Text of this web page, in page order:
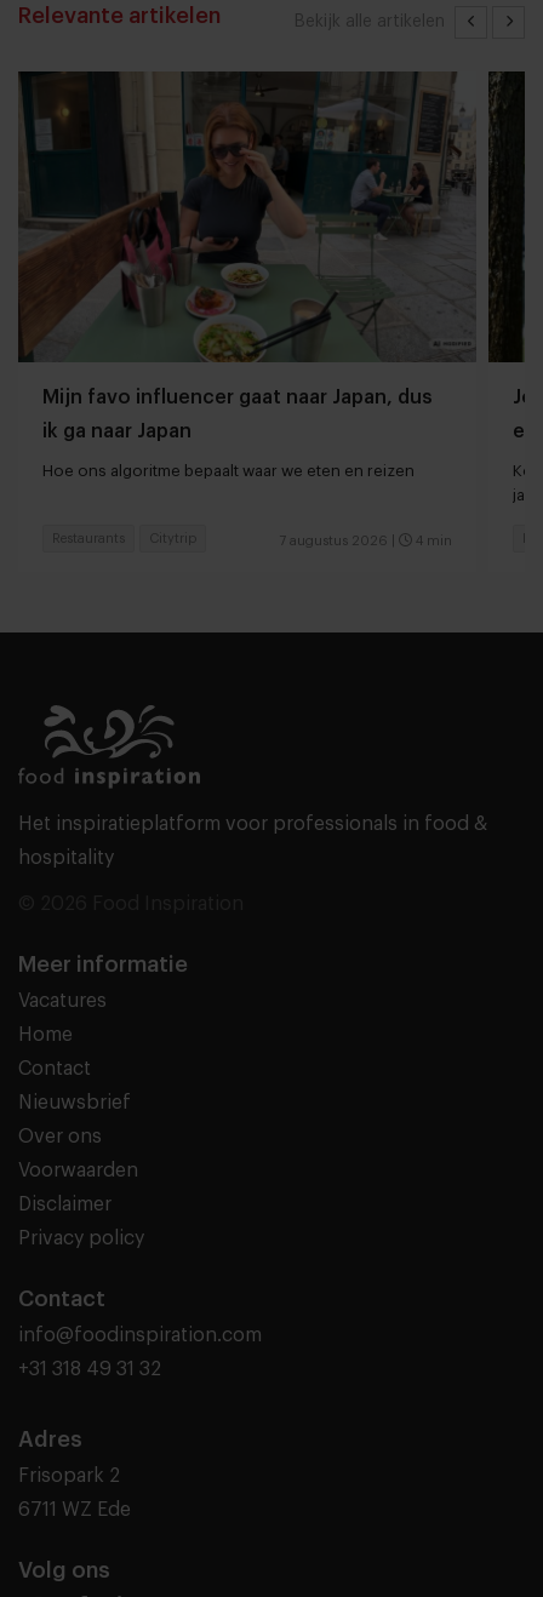
Bekijk alle artikelen
Relevante artikelen
Mijn favo influencer gaat naar Japan, dus
ik ga naar Japan
Hoe ons algoritme bepaalt waar we eten en reizen
7 augustus 2026 4 min
Restaurants Citytrip
Het inspiratieplatform voor professionals in food &
hospitality
Meer informatie
Vacatures
Home
Contact
Nieuwsbrief
Over ons
Voorwaarden
Disclaimer
Privacy policy
Contact
info@foodinspiration.com
+31 318 49 31 32
Adres
Frisopark 2
6711 WZ Ede
Volg ons